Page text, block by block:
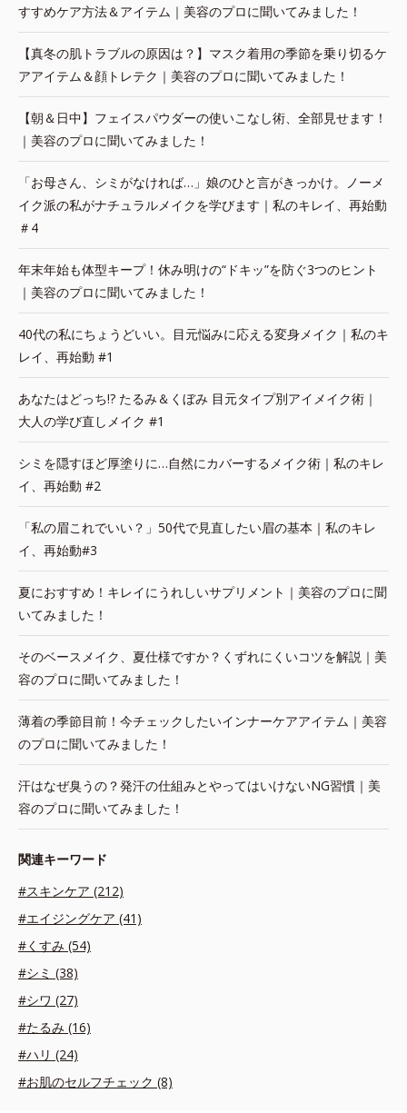
すすめケア方法＆アイテム｜美容のプロに聞いてみました！
【真冬の肌トラブルの原因は？】マスク着用の季節を乗り切るケ
アアイテム＆顔トレテク｜美容のプロに聞いてみました！
【朝＆日中】フェイスパウダーの使いこなし術、全部見せます！
｜美容のプロに聞いてみました！
「お母さん、シミがなければ…」娘のひと言がきっかけ。ノーメ
イク派の私がナチュラルメイクを学びます｜私のキレイ、再始動
＃4
年末年始も体型キープ！休み明けの“ドキッ”を防ぐ3つのヒント
｜美容のプロに聞いてみました！
40代の私にちょうどいい。目元悩みに応える変身メイク｜私のキ
レイ、再始動 #1
あなたはどっち!? たるみ＆くぼみ 目元タイプ別アイメイク術｜
大人の学び直しメイク #1
シミを隠すほど厚塗りに…自然にカバーするメイク術｜私のキレ
イ、再始動 #2
「私の眉これでいい？」50代で見直したい眉の基本｜私のキレ
イ、再始動#3
夏におすすめ！キレイにうれしいサプリメント｜美容のプロに聞
いてみました！
そのベースメイク、夏仕様ですか？くずれにくいコツを解説｜美
容のプロに聞いてみました！
薄着の季節目前！今チェックしたいインナーケアアイテム｜美容
のプロに聞いてみました！
汗はなぜ臭うの？発汗の仕組みとやってはいけないNG習慣｜美
容のプロに聞いてみました！
関連キーワード
#スキンケア (212)
#エイジングケア (41)
#くすみ (54)
#シミ (38)
#シワ (27)
#たるみ (16)
#ハリ (24)
#お肌のセルフチェック (8)